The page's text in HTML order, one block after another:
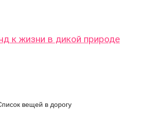
к жизни в дикой природе
вещей в дорогу